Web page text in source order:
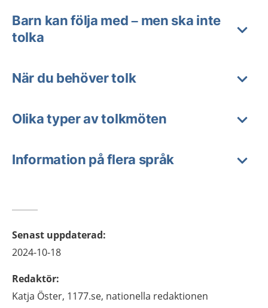
Barn kan följa med – men ska inte
tolka
När du behöver tolk
Olika typer av tolkmöten
Information på flera språk
Senast uppdaterad:
2024-10-18
Redaktör:
Katja Öster, 1177.se, nationella redaktionen